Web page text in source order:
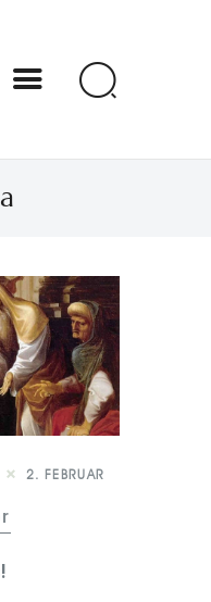
NA TI
2. FEBRUAR